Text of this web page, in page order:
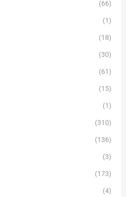
(66)
(1)
(18)
(30)
(61)
(15)
(1)
(310)
(136)
(3)
(173)
(4)